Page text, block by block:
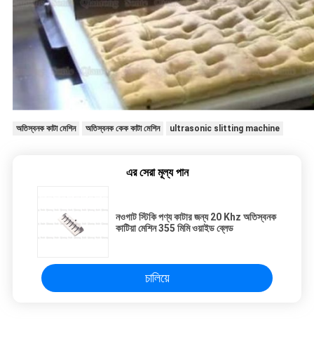
অতিস্বনক কাটা মেশিন অতিস্বনক কেক কাটা মেশিন ultrasonic slitting machine
এর সেরা মূল্য পান
নওগাট স্টিকি পণ্য কাটার জন্য 20 Khz অতিস্বনক
কাটিয়া মেশিন 355 মিমি ওয়াইড ব্লেড
চালিয়ে